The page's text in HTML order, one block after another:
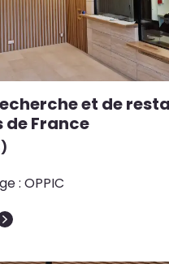
et de
de France
: OPPIC